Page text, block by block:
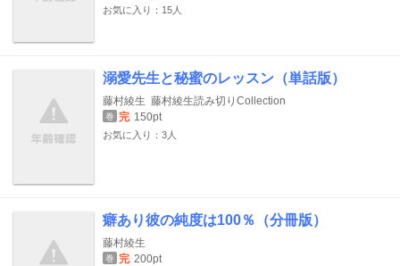
お気に入り：15人
溺愛先生と秘蜜のレッスン（単話版）
藤村綾生 藤村綾生読み切りCollection
巻 完 150pt
お気に入り：3人
癖あり彼の純度は100％（分冊版）
藤村綾生
巻 完 200pt